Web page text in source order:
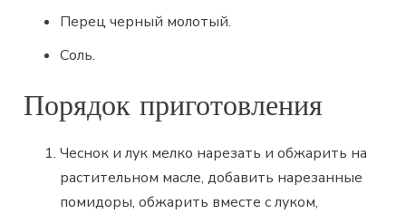
Перец черный молотый.
Соль.
Порядок приготовления
Чеснок и лук мелко нарезать и обжарить на
растительном масле, добавить нарезанные
помидоры, обжарить вместе с луком,